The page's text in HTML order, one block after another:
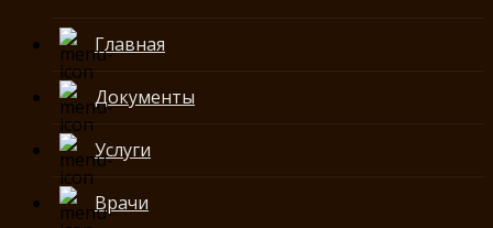
Главная
Документы
Услуги
Врачи